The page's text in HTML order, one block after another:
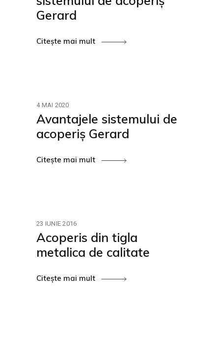
Gerard
Citește mai mult
4 MAI 2020
Avantajele sistemului de
acoperiș Gerard
Citește mai mult
23 IUNIE 2016
Acoperis din tigla
metalica de calitate
Citește mai mult